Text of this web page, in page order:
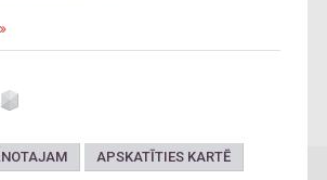
APSKATĪTIES KARTĒ